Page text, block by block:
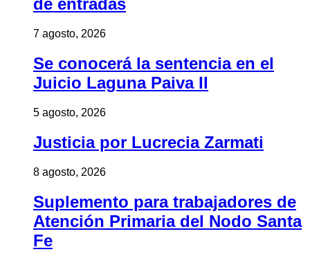
de entradas
7 agosto, 2026
Se conocerá la sentencia en el
Juicio Laguna Paiva II
5 agosto, 2026
Justicia por Lucrecia Zarmati
8 agosto, 2026
Suplemento para trabajadores de
Atención Primaria del Nodo Santa
Fe